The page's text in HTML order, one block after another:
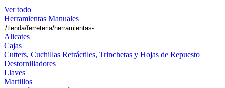
Ver todo
Herramientas Manuales
Alicates
Cajas
Cutters, Cuchillas Retráctiles, Trinchetas y Hojas de Repuesto
Destornilladores
Llaves
Martillos